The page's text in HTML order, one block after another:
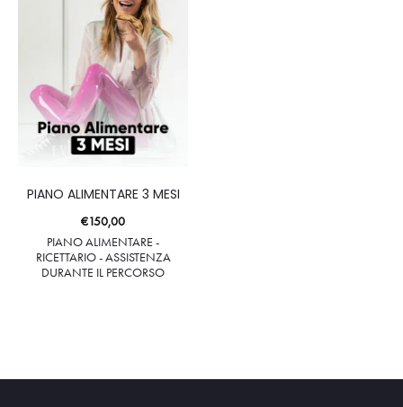
PIANO ALIMENTARE 3 MESI
€150,00
PIANO ALIMENTARE -
RICETTARIO - ASSISTENZA
DURANTE IL PERCORSO